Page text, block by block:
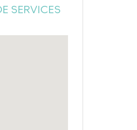
SERVICES